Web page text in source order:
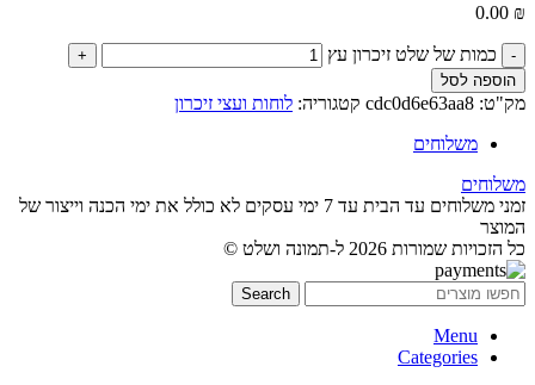
0.00 ₪
כמות של שלט זיכרון עץ
הוספה לסל
מק"ט: cdc0d6e63aa8 קטגוריה: לוחות ועצי זיכרון
משלוחים
משלוחים
זמני משלוחים עד הבית עד 7 ימי עסקים לא כולל את ימי הכנה וייצור של
המוצר
כל הזכויות שמורות 2026 ל-תמונה ושלט ©
Search
Menu
Categories